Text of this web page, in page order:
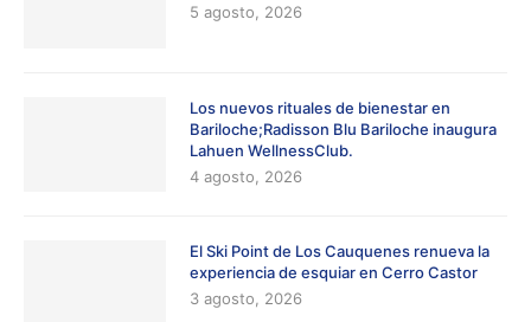
5 agosto, 2026
Los nuevos rituales de bienestar en
Bariloche;Radisson Blu Bariloche inaugura
Lahuen WellnessClub.
4 agosto, 2026
El Ski Point de Los Cauquenes renueva la
experiencia de esquiar en Cerro Castor
3 agosto, 2026